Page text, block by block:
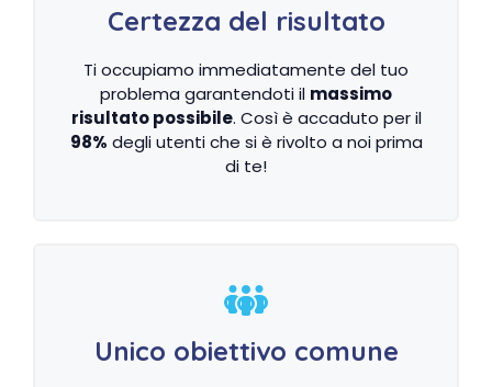
Certezza del risultato
Ti occupiamo immediatamente del tuo
problema garantendoti il massimo
risultato possibile. Così è accaduto per il
98% degli utenti che si è rivolto a noi prima
di te!
Unico obiettivo comune